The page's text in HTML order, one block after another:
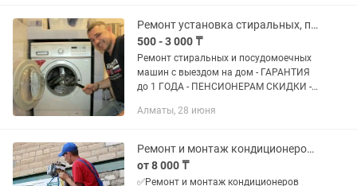
диагностика,...
Ремонт установка стиральных, посудомоечных машин, сушильных, полировка плит
500 - 3 000 ₸
Ремонт стиральных и посудомоечных
машин с выездом на дом - ГАРАНТИЯ
до 1 ГОДА - ПЕНСИОНЕРАМ СКИДКИ - -
БЕСПЛАТНО Полировка варочных
работы(...
Алматы, 28 июня
Ремонт и монтаж кондиционеров, любой модели. Заправка и чистка
от 8 000 ₸
✅Ремонт и монтаж кондиционеров